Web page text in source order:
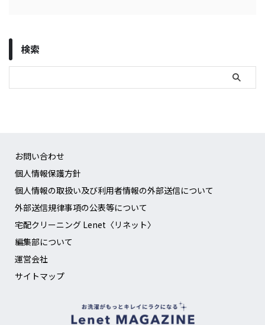
検索
お問い合わせ
個人情報保護方針
個人情報の取扱い及び利用者情報の外部送信について
外部送信規律事項の公表等について
宅配クリーニング Lenet〈リネット〉
編集部について
運営会社
サイトマップ